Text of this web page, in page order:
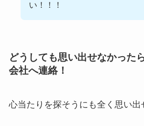
い！！！
どうしても思い出せなかった
会社へ連絡！
心当たりを探そうにも全く思い出